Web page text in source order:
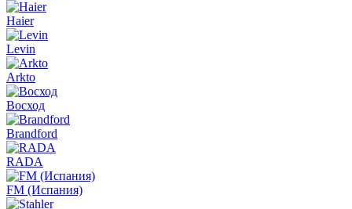
Haier
Levin
Arkto
Восход
Brandford
RADA
FM (Испания)